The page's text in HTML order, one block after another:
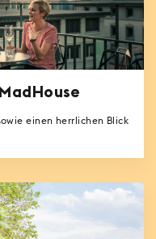
einen herrlichen Blick